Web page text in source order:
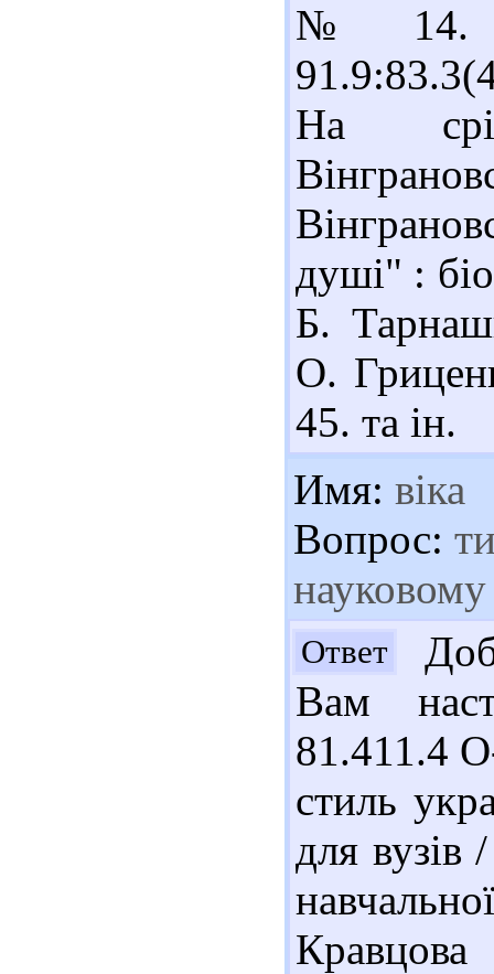
№ 14. -
На
душі" :
Б.
О.
45. та ін.
Имя: віка
Вопрос:
науковому
Ответ
Вам
81.411.4
стиль
для